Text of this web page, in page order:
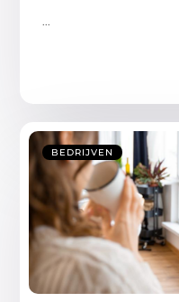
BEDRIJVEN